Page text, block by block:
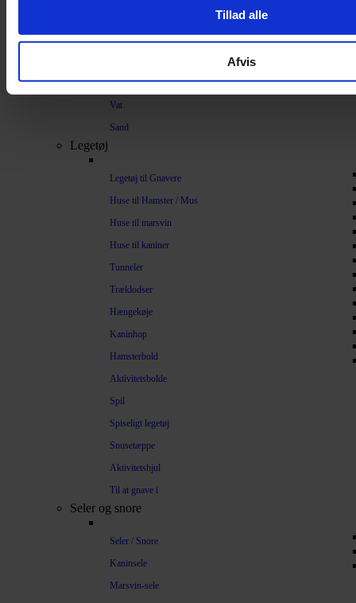
Tillad alle
Afvis
Bommuld
Træpiller
Vat
Sand
Legetøj
Legetøj til Gnavere
Huse til Hamster / Mus
Huse til marsvin
Huse til kaniner
Tunneler
Træklodser
Hængekøje
Kaninhop
Hamsterbold
Aktivitetsbolde
Spil
Spiseligt legetøj
Snusetæppe
Aktivitetshjul
Til at gnave i
Seler og snore
Seler / Snore
Kaninsele
Marsvin-sele